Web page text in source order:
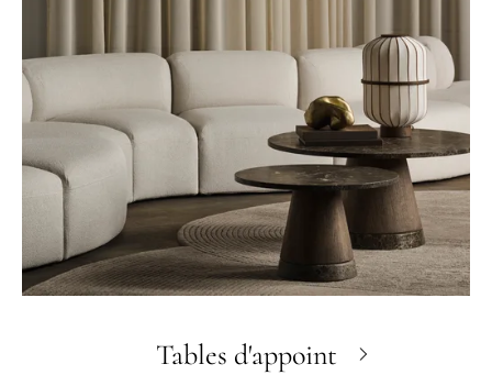
Tables d'appoint